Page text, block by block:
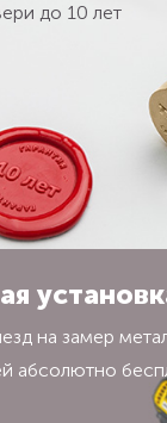
до 10 лет
на замер
абсолютно